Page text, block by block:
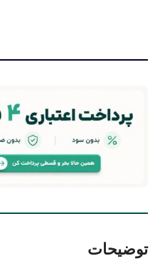
توضیحات